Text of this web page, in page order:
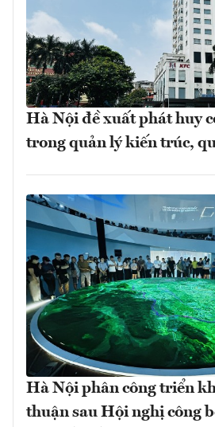
Hà Nội đề xuất phát huy
trong quản lý kiến trúc,
Hà Nội phân công triển
thuận sau Hội nghị công